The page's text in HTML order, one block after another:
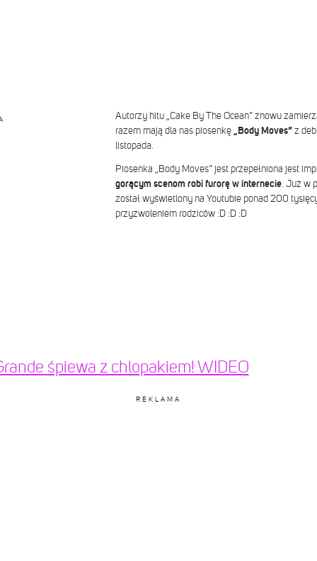
Autorzy hitu „Cake By The Ocean” znowu
razem mają dla nas piosenkę „Body Moves”z
listopada.
Piosenka „Body Moves” jest przepełniona jest
gorącym scenom robi furorę w internecie. Już w
został wyświetlony na Youtubie ponad 200
przyzwoleniem rodziców :D :D :D
śpiewa z chlopakiem! WIDEO
REKLAMA